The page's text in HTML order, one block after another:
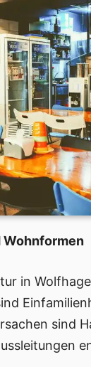
Wohnformen
in
sind